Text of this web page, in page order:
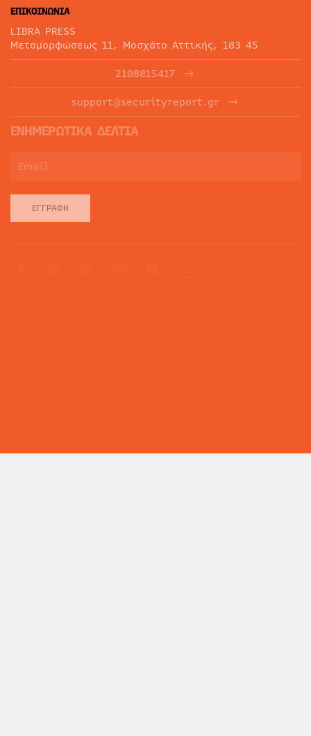
ΕΠΙΚΟΙΝΩΝΙΑ
LIBRA PRESS
Μεταμορφώσεως 11, Μοσχάτο Αττικής, 183 45
2108815417
support@securityreport.gr
ΕΝΗΜΕΡΩΤΙΚΑ ΔΕΛΤΙΑ
ΕΓΓΡΑΦΉ